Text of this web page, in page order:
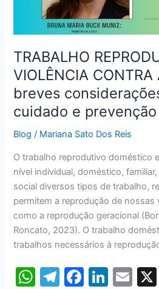
TRABALHO
VIOLÊNCIA CONTRA
breves
cuidado e prevenção
Blog / Mariana Sato Dos Reis
O trabalho reprodutivo doméstico
nível individual, doméstico,
social diversos tipos de trabalho,
permitem a reprodução de nossas
como a reprodução geracional
Roncato, 2023). O trabalho
trabalhos necessários à
W T
F
Li E
MULHE:
considerações
sobre
cuidado
e
prevenção